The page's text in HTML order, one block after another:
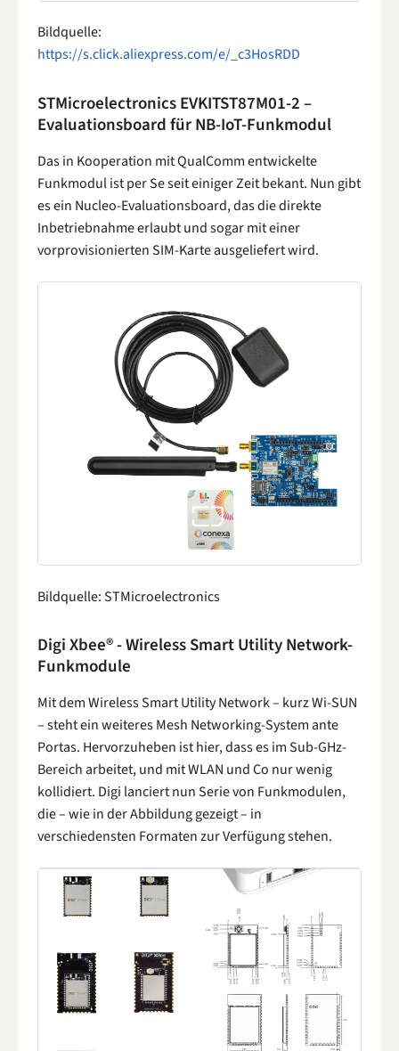
Bildquelle:
https://s.click.aliexpress.com/e/_c3HosRDD
STMicroelectronics EVKITST87M01-2 –
Evaluationsboard für NB-IoT-Funkmodul
Das in Kooperation mit QualComm entwickelte
Funkmodul ist per Se seit einiger Zeit bekant. Nun gibt
es ein Nucleo-Evaluationsboard, das die direkte
Inbetriebnahme erlaubt und sogar mit einer
vorprovisionierten SIM-Karte ausgeliefert wird.
Bildquelle: STMicroelectronics
Digi Xbee® - Wireless Smart Utility Network-
Funkmodule
Mit dem Wireless Smart Utility Network – kurz Wi-SUN
– steht ein weiteres Mesh Networking-System ante
Portas. Hervorzuheben ist hier, dass es im Sub-GHz-
Bereich arbeitet, und mit WLAN und Co nur wenig
kollidiert. Digi lanciert nun Serie von Funkmodulen,
die – wie in der Abbildung gezeigt – in
verschiedensten Formaten zur Verfügung stehen.